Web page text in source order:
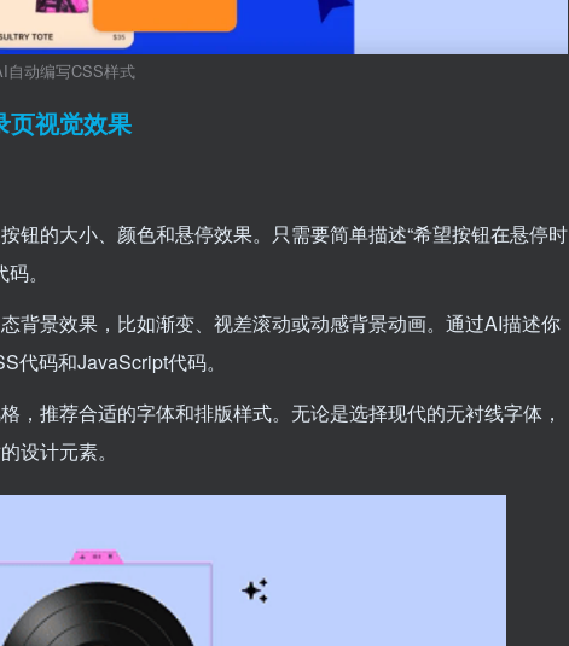
自动编写CSS样式
视觉效果
钮的大小、颜色和悬停效果。只需要简单描述“希望按钮在悬停时
。
背景效果，比如渐变、视差滚动或动感背景动画。通过AI描述你
代码和JavaScript代码。
，推荐合适的字体和排版样式。无论是选择现代的无衬线字体，
设计元素。